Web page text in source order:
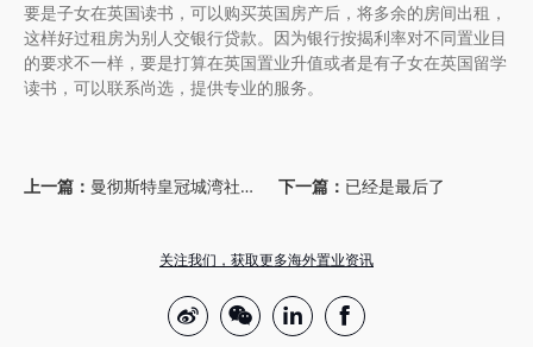
要是子女在英国读书，可以购买英国房产后，将多余的房间出租，
这样好过租房为别人交银行贷款。因为银行按揭利率对不同置业目
的要求不一样，要是打算在英国置业升值或者是有子女在英国留学
读书，可以联系尚选，提供专业的服务。
上一篇： 曼彻斯特皇冠城湾社区配套小学开工在即 下一篇： 已经是最后了
关注我们，获取更多海外置业资讯